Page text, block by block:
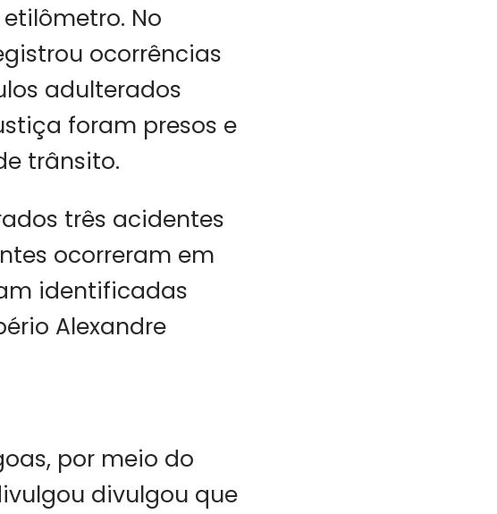
etilômetro. No
ocorrências
adulterados
foram presos e
trânsito.
três acidentes
ocorreram em
identificadas
Alexandre
por meio do
divulgou que